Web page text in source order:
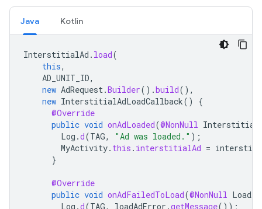
Java Kotlin
InterstitialAd . load(
this,
AD_UNIT_ID,
new AdRequest.Builder().build(),
new InterstitialAdLoadCallback()
{
@Override
public void onAdLoaded(@NonNull
Log .d(TAG, "Ad was loaded." );
MyActivity. this . interstitialAd =
}
@Override
public void onAdFailedToLoad(@NonNull
Log .d(TAG, loadAdError .getMessage());